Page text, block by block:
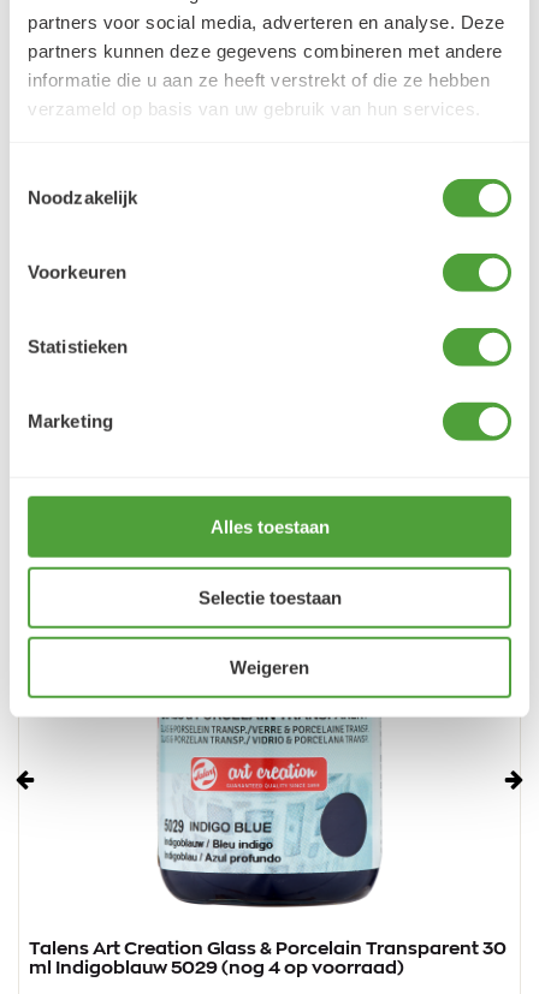
partners voor social media, adverteren en analyse. Deze
partners kunnen deze gegevens combineren met andere
informatie die u aan ze heeft verstrekt of die ze hebben
verzameld op basis van uw gebruik van hun services.
Noodzakelijk
Voorkeuren
Statistieken
Marketing
Alles toestaan
Selectie toestaan
Weigeren
5/5
Danielle ROCH
j'ai trouvé très contente du résultat
Vorige
Talens Art Creation Glass & Porcelain Transparent 30
ml Indigoblauw 5029 (nog 4 op voorraad)